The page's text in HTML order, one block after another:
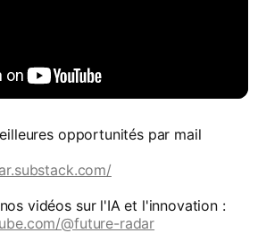
opportunités par mail
vidéos sur l'IA et l'innovation :
@future-radar